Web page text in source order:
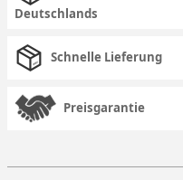
Deutschlands
Schnelle Lieferung
Preisgarantie